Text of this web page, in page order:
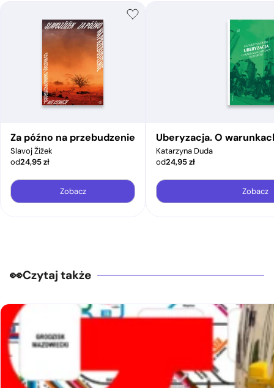
Za późno na przebudzenie
Slavoj Žižek
od24,95zł
Zobacz
Uberyzacja. O
Katarzyna Duda
od24,95zł
Zobacz
Czytaj także